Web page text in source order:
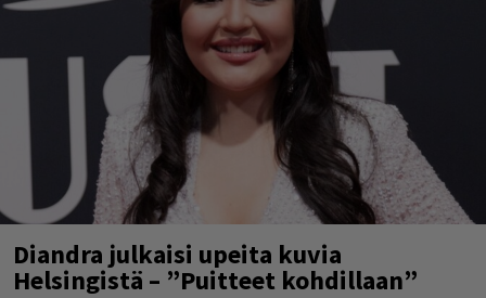
Diandra julkaisi upeita kuvia
Helsingistä – ”Puitteet kohdillaan”